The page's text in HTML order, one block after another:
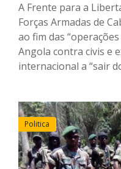
A Frente para a
Forças Armadas de
ao fim das
Angola contra civis e
internacional a “sair
Politica